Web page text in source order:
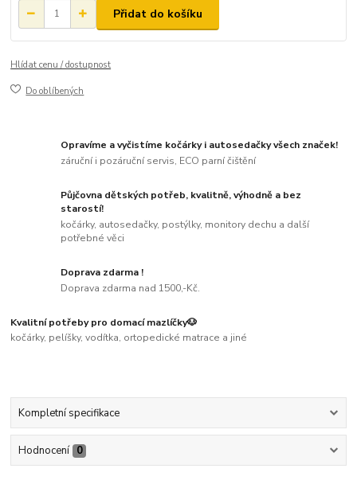
Přidat do košíku
Hlídat cenu / dostupnost
Do oblíbených
Opravíme a vyčistíme kočárky i autosedačky všech značek!
záruční i pozáruční servis, ECO parní čištění
Půjčovna dětských potřeb, kvalitně, výhodně a bez
starostí!
kočárky, autosedačky, postýlky, monitory dechu a další
potřebné věci
Doprava zdarma !
Doprava zdarma nad 1500,-Kč.
Kvalitní potřeby pro domací mazlíčky🐶
kočárky, pelíšky, vodítka, ortopedické matrace a jiné
Kompletní specifikace
Hodnocení 0